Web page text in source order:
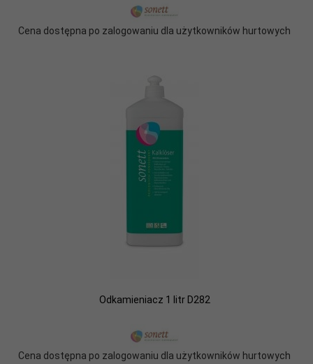
Cena dostępna po zalogowaniu dla użytkowników hurtowych
Odkamieniacz 1 litr D282
Cena dostępna po zalogowaniu dla użytkowników hurtowych